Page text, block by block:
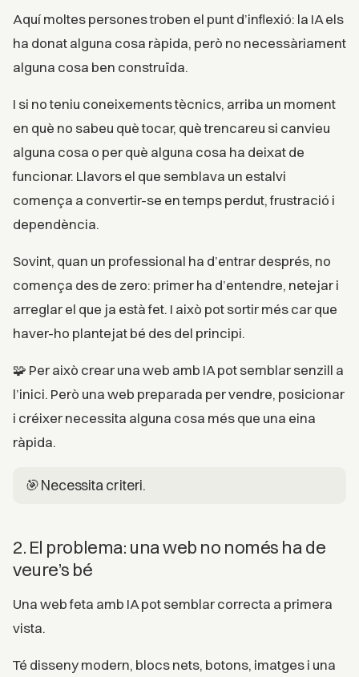
Aquí moltes persones troben el punt d’inflexió: la IA els
ha donat alguna cosa ràpida, però no necessàriament
alguna cosa ben construïda.
I si no teniu coneixements tècnics, arriba un moment
en què no sabeu què tocar, què trencareu si canvieu
alguna cosa o per què alguna cosa ha deixat de
funcionar. Llavors el que semblava un estalvi
comença a convertir-se en temps perdut, frustració i
dependència.
Sovint, quan un professional ha d’entrar després, no
comença des de zero: primer ha d’entendre, netejar i
arreglar el que ja està fet. I això pot sortir més car que
haver-ho plantejat bé des del principi.
🧩 Per això crear una web amb IA pot semblar senzill a
l’inici. Però una web preparada per vendre, posicionar
i créixer necessita alguna cosa més que una eina
ràpida.
🎯 Necessita criteri.
2. El problema: una web no només ha de
veure’s bé
Una web feta amb IA pot semblar correcta a primera
vista.
Té disseny modern, blocs nets, botons, imatges i una